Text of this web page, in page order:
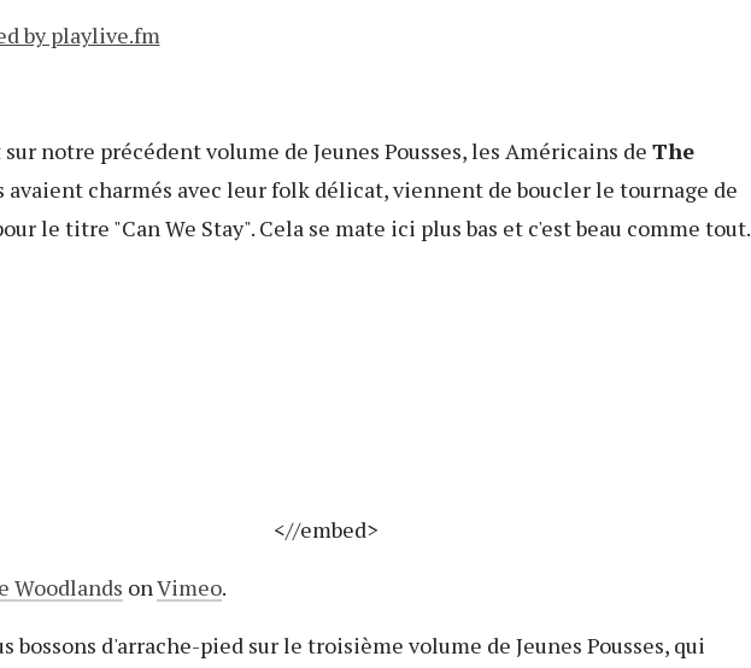
by playlive.fm
notre précédent volume de Jeunes Pousses, les Américains de The
avaient charmés avec leur folk délicat, viennent de boucler le tournage de
le titre "Can We Stay". Cela se mate ici plus bas et c'est beau comme tout.
<//embed>
Woodlands onVimeo.
bossons d'arrache-pied sur le troisième volume de Jeunes Pousses, qui